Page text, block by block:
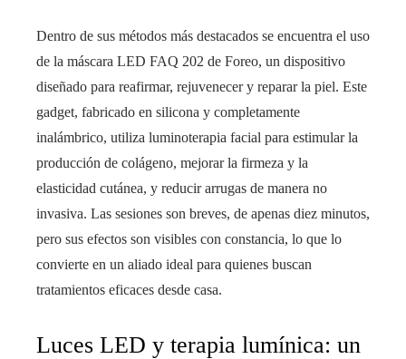
Dentro de sus métodos más destacados se encuentra el uso
de la máscara LED FAQ 202 de Foreo, un dispositivo
diseñado para reafirmar, rejuvenecer y reparar la piel. Este
gadget, fabricado en silicona y completamente
inalámbrico, utiliza luminoterapia facial para estimular la
producción de colágeno, mejorar la firmeza y la
elasticidad cutánea, y reducir arrugas de manera no
invasiva. Las sesiones son breves, de apenas diez minutos,
pero sus efectos son visibles con constancia, lo que lo
convierte en un aliado ideal para quienes buscan
tratamientos eficaces desde casa.
Luces LED y terapia lumínica: un